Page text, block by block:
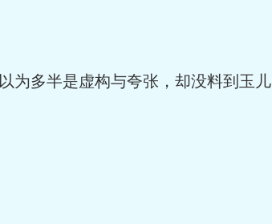
多半是虚构与夸张，却没料到玉儿